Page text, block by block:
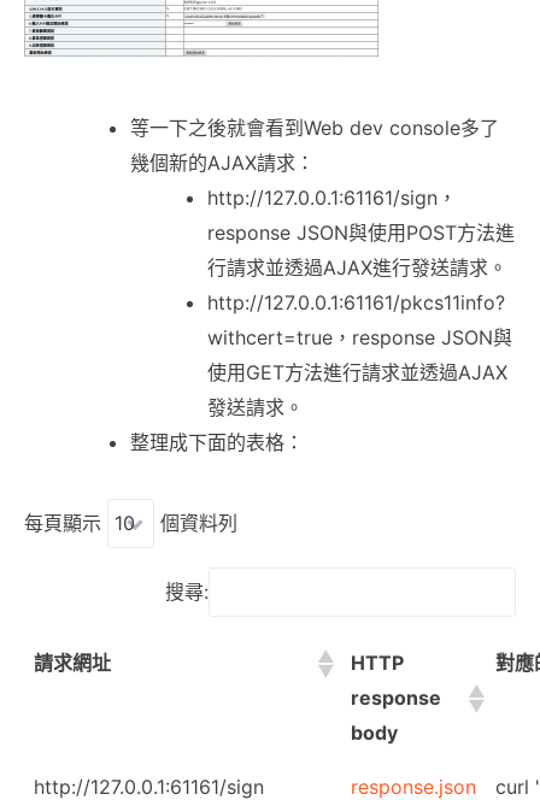
等一下之後就會看到Web dev console多了
幾個新的AJAX請求：
http://127.0.0.1:61161/sign，
response JSON與使用POST方法進
行請求並透過AJAX進行發送請求。
http://127.0.0.1:61161/pkcs11info?
withcert=true，response JSON與
使用GET方法進行請求並透過AJAX
發送請求。
整理成下面的表格：
每頁顯示 個資料列
搜尋:
請求網址
HTTP
response
body
對應
http://127.0.0.1:61161/sign response.json
curl